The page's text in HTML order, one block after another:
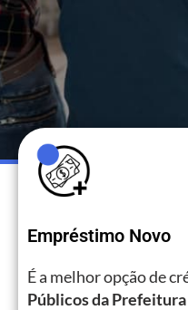
Empréstimo Novo
É a melhor opção de
Públicos da Prefeitura